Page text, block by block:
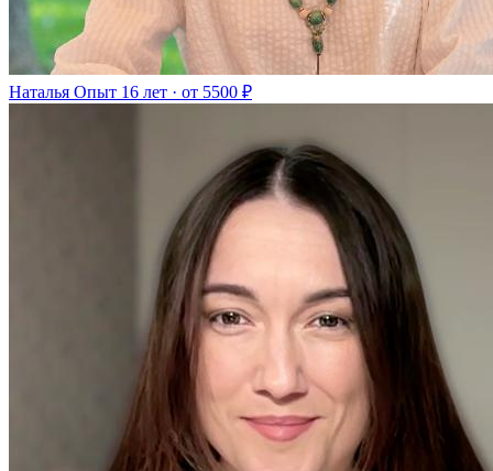
Наталья Опыт 16 лет · от 5500 ₽